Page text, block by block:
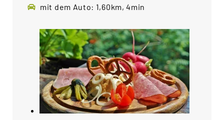
mit dem Auto: 1,60km, 4min